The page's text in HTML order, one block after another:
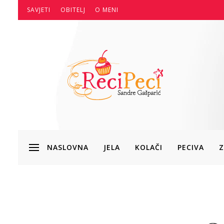
SAVJETI OBITELJ O MENI
NASLOVNA JELA KOLAČI PECIVA